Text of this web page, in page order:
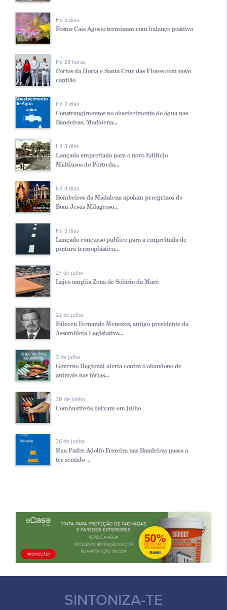
Há 5 dias
Festas Cais Agosto terminam com balanço positivo
Há 23 horas
Portos da Horta e Santa Cruz das Flores com novo
capitão
Há 2 dias
Constrangimentos no abastecimento de água nas
Bandeiras, Madalena...
Há 3 dias
Lançada empreitada para o novo Edifício
Multiusos do Porto da...
Há 4 dias
Bombeiros da Madalena apoiam peregrinos do
Bom Jesus Milagroso...
Há 5 dias
Lançado concurso publico para a empreitada de
pintura termoplástica...
27 de julho
Lajes amplia Zona de Solário da Maré
22 de julho
Faleceu Fernando Menezes, antigo presidente da
Assembleia Legislativa...
3 de julho
Governo Regional alerta contra o abandono de
animais nas férias...
30 de junho
Combustíveis baixam em julho
26 de junho
Rua Padre Adolfo Ferreira nas Bandeiras passa a
ter sentido ...
SINTONIZA-TE